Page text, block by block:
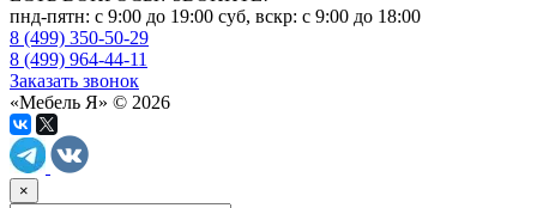
пнд-пятн: с 9:00 до 19:00 суб, вскр: с 9:00 до 18:00
8 (499) 350-50-29
8 (499) 964-44-11
Заказать звонок
«Мебель Я» © 2026
×